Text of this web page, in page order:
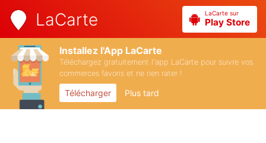
LaCarte LaCarte sur
Play Store
Installez l'App LaCarte
Téléchargez gratuitement l'app LaCarte pour suivre vos
commerces favoris et ne rien rater !
Télécharger Plus tard